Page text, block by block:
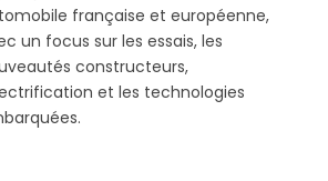
française et européenne,
un focus sur les essais, les
constructeurs,
et les technologies